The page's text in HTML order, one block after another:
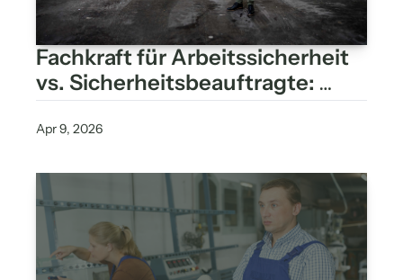
Fachkraft für Arbeitssicherheit
vs. Sicherheitsbeauftragte:
Unterschied verstehen,
Potenziale nutzen
Apr 9, 2026